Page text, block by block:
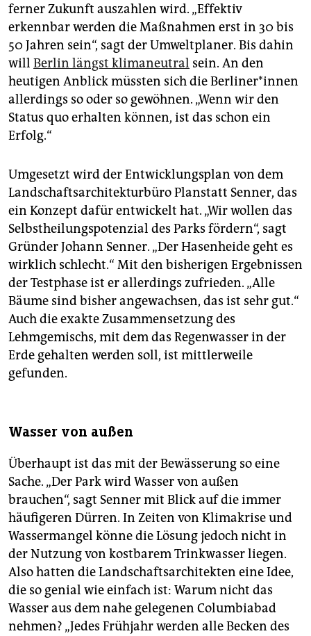
ferner Zukunft auszahlen wird. „Effektiv
erkennbar werden die Maßnahmen erst in 30 bis
50 Jahren sein“, sagt der Umweltplaner. Bis dahin
will Berlin längst klimaneutral sein. An den
heutigen Anblick müssten sich die Ber­li­ne­r*in­nen
allerdings so oder so gewöhnen. „Wenn wir den
Status quo erhalten können, ist das schon ein
Erfolg.“
Umgesetzt wird der Entwicklungsplan von dem
Landschaftsarchitekturbüro Planstatt Senner, das
ein Konzept dafür entwickelt hat. „Wir wollen das
Selbstheilungspotenzial des Parks fördern“, sagt
Gründer Johann Senner. „Der Hasenheide geht es
wirklich schlecht.“ Mit den bisherigen Ergebnissen
der Testphase ist er allerdings zufrieden. „Alle
Bäume sind bisher angewachsen, das ist sehr gut.“
Auch die exakte Zusammensetzung des
Lehmgemischs, mit dem das Regenwasser in der
Erde gehalten werden soll, ist mittlerweile
gefunden.
Wasser von außen
Überhaupt ist das mit der Bewässerung so eine
Sache. „Der Park wird Wasser von außen
brauchen“, sagt Senner mit Blick auf die immer
häufigeren Dürren. In Zeiten von Klimakrise und
Wassermangel könne die Lösung jedoch nicht in
der Nutzung von kostbarem Trinkwasser liegen.
Also hatten die Landschaftsarchitekten eine Idee,
die so genial wie einfach ist: Warum nicht das
Wasser aus dem nahe gelegenen Columbiabad
nehmen? „Jedes Frühjahr werden alle Becken des